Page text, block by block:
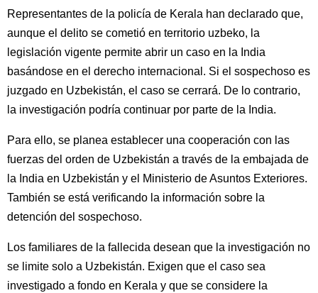
Representantes de la policía de Kerala han declarado que,
aunque el delito se cometió en territorio uzbeko, la
legislación vigente permite abrir un caso en la India
basándose en el derecho internacional. Si el sospechoso es
juzgado en Uzbekistán, el caso se cerrará. De lo contrario,
la investigación podría continuar por parte de la India.
Para ello, se planea establecer una cooperación con las
fuerzas del orden de Uzbekistán a través de la embajada de
la India en Uzbekistán y el Ministerio de Asuntos Exteriores.
También se está verificando la información sobre la
detención del sospechoso.
Los familiares de la fallecida desean que la investigación no
se limite solo a Uzbekistán. Exigen que el caso sea
investigado a fondo en Kerala y que se considere la